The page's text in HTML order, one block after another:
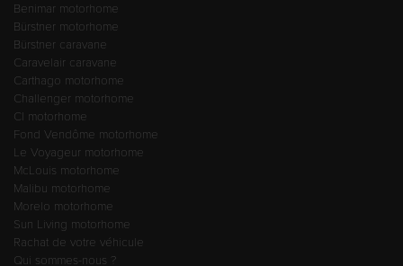
Benimar motorhome
Bürstner motorhome
Bürstner caravane
Caravelair caravane
Carthago motorhome
Challenger motorhome
CI motorhome
Fond Vendôme motorhome
Le Voyageur motorhome
McLouis motorhome
Malibu motorhome
Morelo motorhome
Sun Living motorhome
Rachat de votre véhicule
Qui sommes-nous ?